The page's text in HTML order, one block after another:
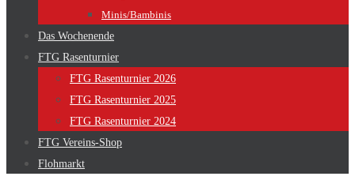
Minis/Bambinis
Das Wochenende
FTG Rasenturnier
FTG Rasenturnier 2026
FTG Rasenturnier 2025
FTG Rasenturnier 2024
FTG Vereins-Shop
Flohmarkt